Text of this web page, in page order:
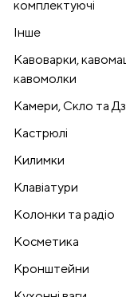
комплектуючі
Інше
Кавоварки,
кавомолки
Камери, Скло та
Кастрюлі
Килимки
Клавіатури
Колонки та радіо
Косметика
Кронштейни